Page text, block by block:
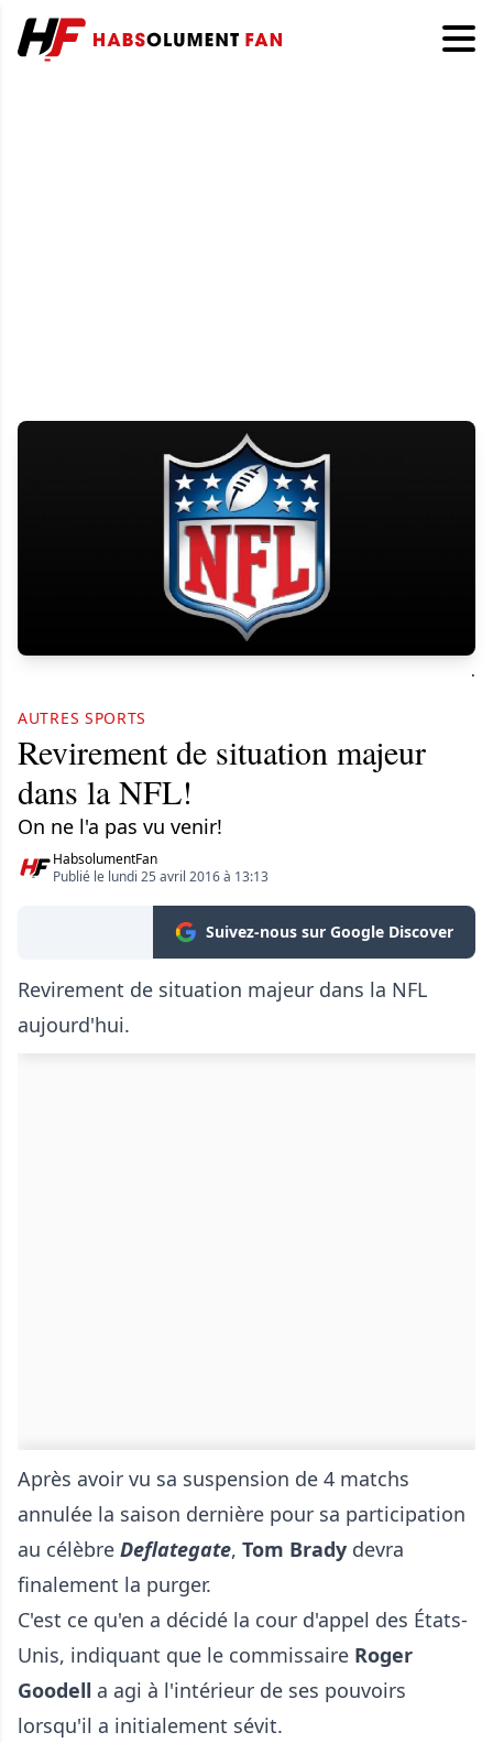
.
AUTRES SPORTS
Revirement de situation majeur
dans la NFL!
On ne l'a pas vu venir!
HabsolumentFan
Publié le lundi 25 avril 2016 à 13:13
Suivez-nous sur Google Discover
Revirement de situation majeur dans la NFL
aujourd'hui.
Après avoir vu sa suspension de 4 matchs
annulée la saison dernière pour sa participation
au célèbre Deflategate, Tom Brady devra
finalement la purger.
C'est ce qu'en a décidé la cour d'appel des États-
Unis, indiquant que le commissaire Roger
Goodell a agi à l'intérieur de ses pouvoirs
lorsqu'il a initialement sévit.